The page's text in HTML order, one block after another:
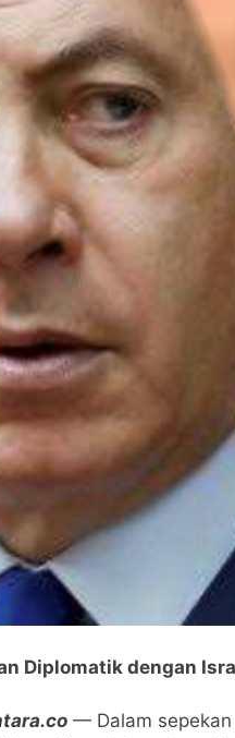
Diplomatik dengan
— Dalam sepekan